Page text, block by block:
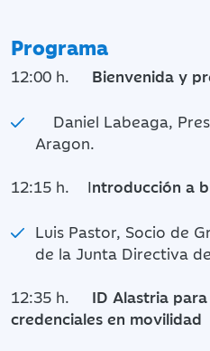
Programa
12:00 h. Bienvenida y
Daniel Labeaga,
Aragon.
12:15 h. Introducción a
Luis Pastor, Socio de
de la Junta Directiva
12:35 h.
ID Alastria
credenciales en movilidad